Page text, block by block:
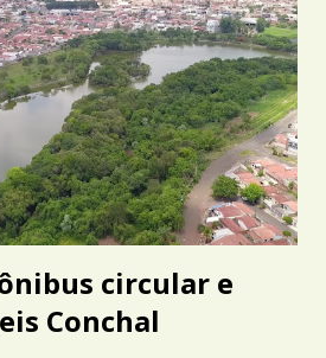
circular e
Conchal